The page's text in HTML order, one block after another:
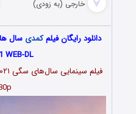
خارجی (به زودی)
دانلود رایگان فیلمکمدی
WEB-DL
فیلم سینمایی سال‌های سگی ۲۰۲۱